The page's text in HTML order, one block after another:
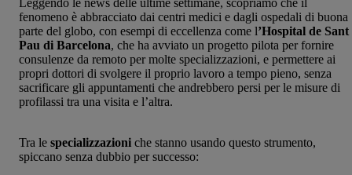
fenomeno è abbracciato dai centri medici e dagli ospedali di buona
parte del globo, con esempi di eccellenza come l’Hospital de Sant
Pau di Barcelona, che ha avviato un progetto pilota per fornire
consulenze da remoto per molte specializzazioni, e permettere ai
propri dottori di svolgere il proprio lavoro a tempo pieno, senza
sacrificare gli appuntamenti che andrebbero persi per le misure di
profilassi tra una visita e l’altra.
Tra le specializzazioni che stanno usando questo strumento,
spiccano senza dubbio per successo: